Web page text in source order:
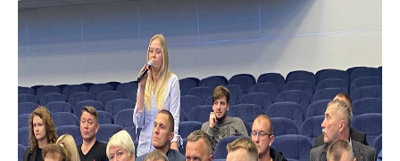
антимонопольного
регулирования и
конкурентной